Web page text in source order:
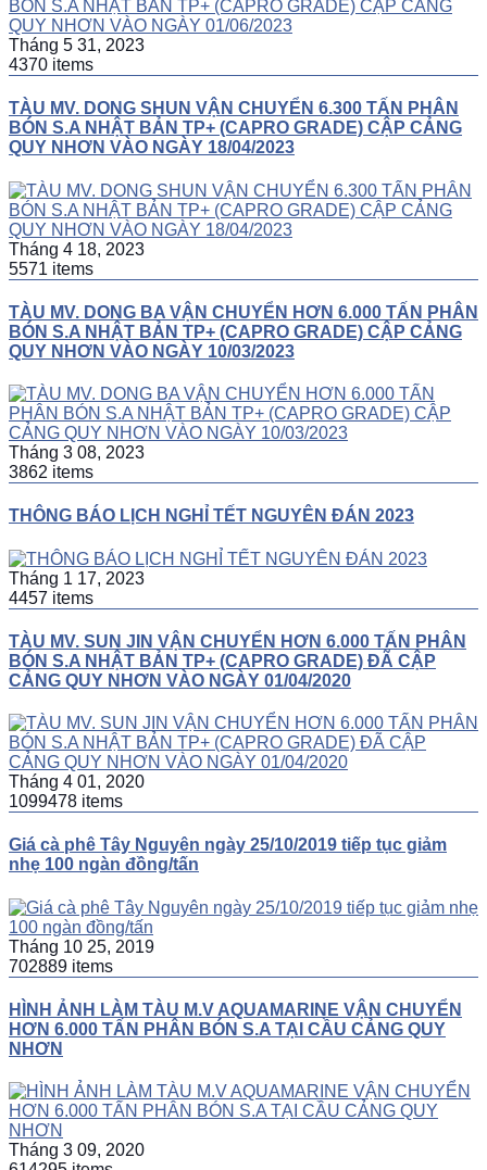
Tháng 5 31, 2023
4370 items
TÀU MV. DONG SHUN VẬN CHUYỂN 6.300 TẤN PHÂN
BÓN S.A NHẬT BẢN TP+ (CAPRO GRADE) CẬP CẢNG
QUY NHƠN VÀO NGÀY 18/04/2023
Tháng 4 18, 2023
5571 items
TÀU MV. DONG BA VẬN CHUYỂN HƠN 6.000 TẤN PHÂN
BÓN S.A NHẬT BẢN TP+ (CAPRO GRADE) CẬP CẢNG
QUY NHƠN VÀO NGÀY 10/03/2023
Tháng 3 08, 2023
3862 items
THÔNG BÁO LỊCH NGHỈ TẾT NGUYÊN ĐÁN 2023
Tháng 1 17, 2023
4457 items
TÀU MV. SUN JIN VẬN CHUYỂN HƠN 6.000 TẤN PHÂN
BÓN S.A NHẬT BẢN TP+ (CAPRO GRADE) ĐÃ CẬP
CẢNG QUY NHƠN VÀO NGÀY 01/04/2020
Tháng 4 01, 2020
1099478 items
Giá cà phê Tây Nguyên ngày 25/10/2019 tiếp tục giảm
nhẹ 100 ngàn đồng/tấn
Tháng 10 25, 2019
702889 items
HÌNH ẢNH LÀM TÀU M.V AQUAMARINE VẬN CHUYỂN
HƠN 6.000 TẤN PHÂN BÓN S.A TẠI CẦU CẢNG QUY
NHƠN
Tháng 3 09, 2020